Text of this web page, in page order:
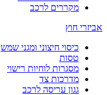
מקררים לרכב
אביזרי חוץ
כיסוי חיצוני ומגני שמש
טסות
מסגרות לוחיות רישוי
מדרכות צד
גגון עריסה לרכב